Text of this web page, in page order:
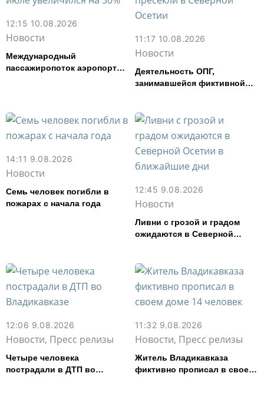
12:15 10.08.2026
Новости
Международный
пассажиропоток аэропорта
11:17 10.08.2026
Новости
Деятельность ОПГ,
занимавшейся фиктивной
14:11 9.08.2026
Новости
Семь человек погибли в
пожарах с начала года
12:45 9.08.2026
Новости
Ливни с грозой и градом
ожидаются в Северной
12:06 9.08.2026
Новости, Пресс релизы
Четыре человека
пострадали в ДТП во
11:32 9.08.2026
Новости, Пресс релизы
Житель Владикавказа
фиктивно прописал в своем